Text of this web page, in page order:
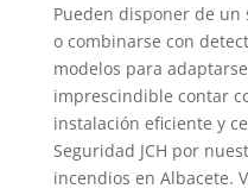
Pueden disponer de
o combinarse con
modelos para
imprescindible contar
instalación eficiente y
Seguridad JCH por
incendios en Albacete.